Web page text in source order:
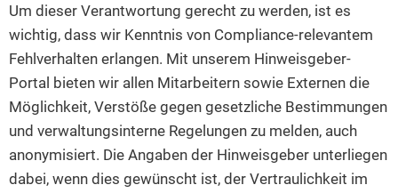
Um dieser Verantwortung gerecht zu werden, ist es
wichtig, dass wir Kenntnis von Compliance-relevantem
Fehlverhalten erlangen. Mit unserem Hinweisgeber-
Portal bieten wir allen Mitarbeitern sowie Externen die
Möglichkeit, Verstöße gegen gesetzliche Bestimmungen
und verwaltungsinterne Regelungen zu melden, auch
anonymisiert. Die Angaben der Hinweisgeber unterliegen
dabei, wenn dies gewünscht ist, der Vertraulichkeit im